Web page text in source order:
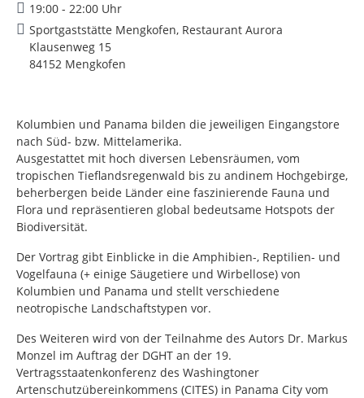
19:00 - 22:00 Uhr
Sportgaststätte Mengkofen, Restaurant Aurora
Klausenweg 15
84152 Mengkofen
Kolumbien und Panama bilden die jeweiligen Eingangstore
nach Süd- bzw. Mittelamerika.
Ausgestattet mit hoch diversen Lebensräumen, vom
tropischen Tieflandsregenwald bis zu andinem Hochgebirge,
beherbergen beide Länder eine faszinierende Fauna und
Flora und repräsentieren global bedeutsame Hotspots der
Biodiversität.
Der Vortrag gibt Einblicke in die Amphibien-, Reptilien- und
Vogelfauna (+ einige Säugetiere und Wirbellose) von
Kolumbien und Panama und stellt verschiedene
neotropische Landschaftstypen vor.
Des Weiteren wird von der Teilnahme des Autors Dr. Markus
Monzel im Auftrag der DGHT an der 19.
Vertragsstaatenkonferenz des Washingtoner
Artenschutzübereinkommens (CITES) in Panama City vom